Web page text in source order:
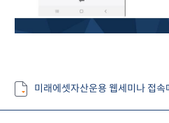
미래에셋자산운용 웹세미나 접